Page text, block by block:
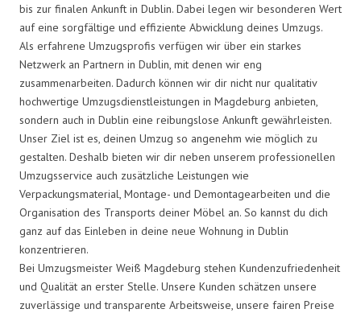
bis zur finalen Ankunft in Dublin. Dabei legen wir besonderen Wert
auf eine sorgfältige und effiziente Abwicklung deines Umzugs.
Als erfahrene Umzugsprofis verfügen wir über ein starkes
Netzwerk an Partnern in Dublin, mit denen wir eng
zusammenarbeiten. Dadurch können wir dir nicht nur qualitativ
hochwertige Umzugsdienstleistungen in Magdeburg anbieten,
sondern auch in Dublin eine reibungslose Ankunft gewährleisten.
Unser Ziel ist es, deinen Umzug so angenehm wie möglich zu
gestalten. Deshalb bieten wir dir neben unserem professionellen
Umzugsservice auch zusätzliche Leistungen wie
Verpackungsmaterial, Montage- und Demontagearbeiten und die
Organisation des Transports deiner Möbel an. So kannst du dich
ganz auf das Einleben in deine neue Wohnung in Dublin
konzentrieren.
Bei Umzugsmeister Weiß Magdeburg stehen Kundenzufriedenheit
und Qualität an erster Stelle. Unsere Kunden schätzen unsere
zuverlässige und transparente Arbeitsweise, unsere fairen Preise